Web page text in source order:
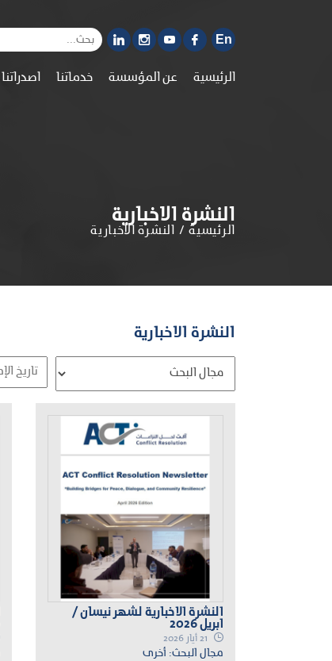
En
الرئيسية عن المؤسسة خدماتنا اصدراتنا
النشرة الاخبارية
الرئيسية النشرة الاخبارية
النشرة الاخبارية
النشرة الاخبارية لشهر نيسان /
ابريل 2026
مجال البحث: أخرى